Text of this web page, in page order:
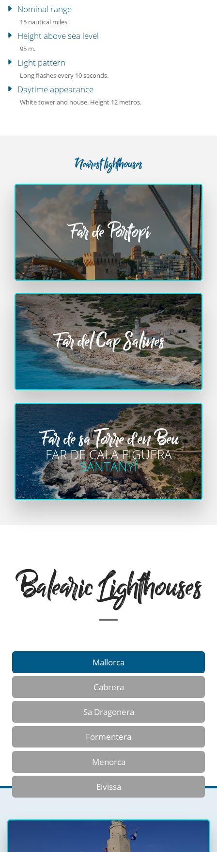
Nominal range
15 nautical miles
Height above sea level
95 m.
Light pattern
Long flashes every 10 seconds.
Daytime appearance
White tower and house. Height 12 metros.
Nearest lighthouses
Far de Portopí
Far del Cap Salines
Far de sa Torre d'en Beu
FAR DE CALA FIGUERA
SANTANYÍ
Balearic Lighthouses
Mallorca
Cabrera
Sa Dragonera
Formentera
Menorca
Eivissa